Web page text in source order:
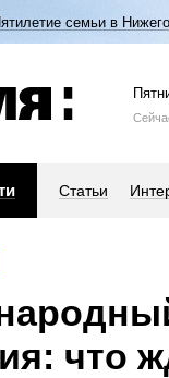
семьи в
Статьи
что